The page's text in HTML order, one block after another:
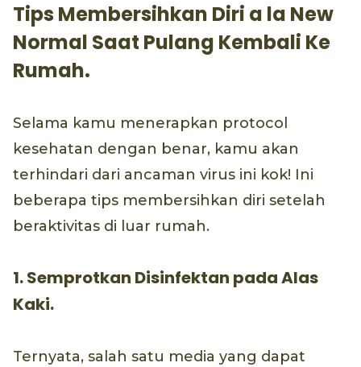
Tips Membersihkan Diri a la New
Normal Saat Pulang Kembali Ke
Rumah.
Selama kamu menerapkan protocol
kesehatan dengan benar, kamu akan
terhindari dari ancaman virus ini kok! Ini
beberapa tips membersihkan diri setelah
beraktivitas di luar rumah.
1. Semprotkan Disinfektan pada Alas
Kaki.
Ternyata, salah satu media yang dapat